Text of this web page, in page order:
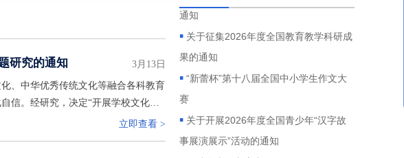
研究的通知 3月13日
、中华优秀传统文化等融合各科教育
信。经研究，决定“开展学校文化教
立即查看 >
▪
▪